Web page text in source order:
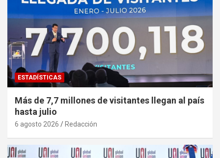
ESTADÍSTICAS
Más de 7,7 millones de visitantes llegan al país
hasta julio
6 agosto 2026 Redacción